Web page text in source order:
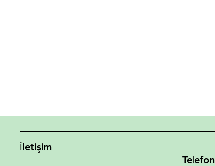
İletişim
Telefon